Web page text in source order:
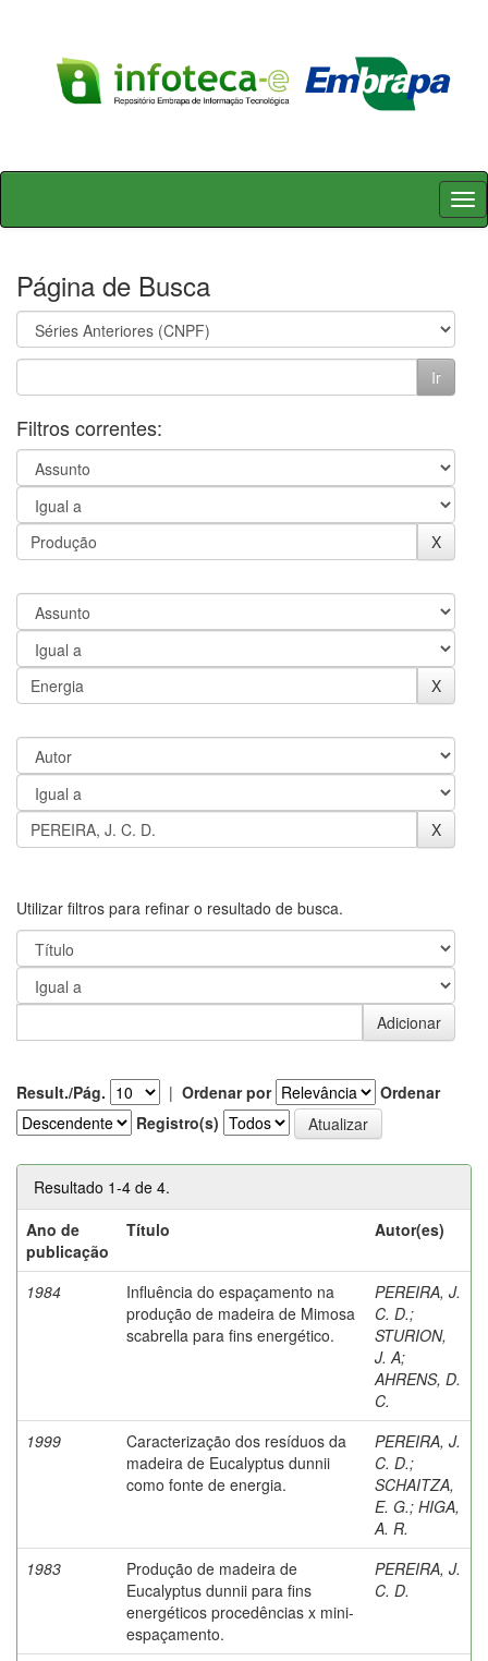
Skip
Página de Busca
Filtros correntes:
Utilizar filtros para refinar o resultado de busca.
Result./Pág. | Ordenar por
Ordenar
Registro(s)
Resultado 1-4 de 4.
Ano de
publicação
Título Autor(es)
1984
Influência do espaçamento na
produção de madeira de Mimosa
scabrella para fins energético.
PEREIRA, J.
C. D.;
STURION,
J. A;
AHRENS, D.
C.
1999
Caracterização dos resíduos da
madeira de Eucalyptus dunnii
como fonte de energia.
PEREIRA, J.
C. D.;
SCHAITZA,
E. G.; HIGA,
A. R.
1983
Produção de madeira de
Eucalyptus dunnii para fins
energéticos procedências x mini-
espaçamento.
PEREIRA, J.
C. D.